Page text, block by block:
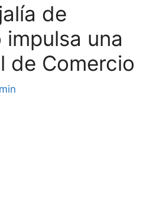
de
impulsa una
de Comercio